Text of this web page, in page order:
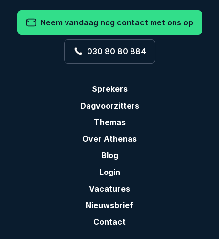
Neem vandaag nog contact met ons op
030 80 80 884
Sprekers
Dagvoorzitters
Themas
Over Athenas
Blog
Login
Vacatures
Nieuwsbrief
Contact